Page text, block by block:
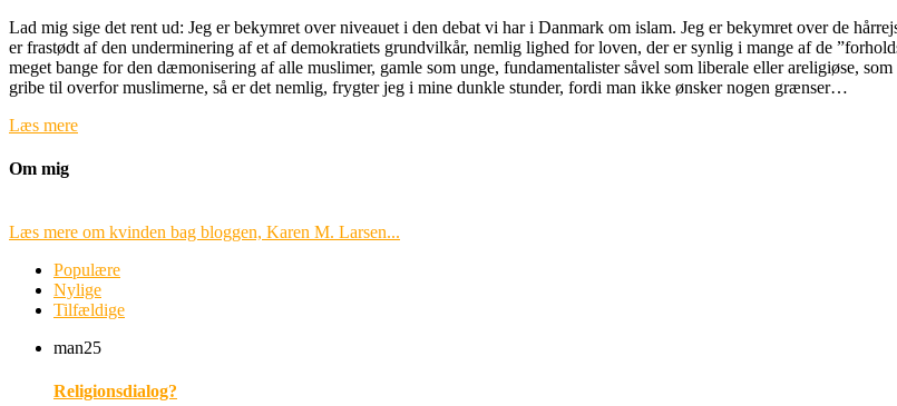
Lad mig sige det rent ud: Jeg er bekymret over niveauet i den debat vi har i Danmark om islam. Jeg er bekymret over de
er frastødt af den underminering af et af demokratiets grundvilkår, nemlig lighed for loven, der er synlig i mange af de
meget bange for den dæmonisering af alle muslimer, gamle som unge, fundamentalister såvel som liberale eller areligiøse,
gribe til overfor muslimerne, så er det nemlig, frygter jeg i mine dunkle stunder, fordi man ikke ønsker nogen grænser…
Læs mere
Om mig
Læs mere om kvinden bag bloggen, Karen M. Larsen...
Populære
Nylige
Tilfældige
man25
Religionsdialog?